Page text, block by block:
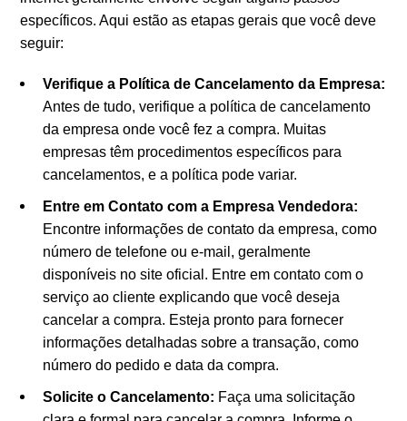
específicos. Aqui estão as etapas gerais que você deve
seguir:
Verifique a Política de Cancelamento da Empresa:
Antes de tudo, verifique a política de cancelamento
da empresa onde você fez a compra. Muitas
empresas têm procedimentos específicos para
cancelamentos, e a política pode variar.
Entre em Contato com a Empresa Vendedora:
Encontre informações de contato da empresa, como
número de telefone ou e-mail, geralmente
disponíveis no site oficial. Entre em contato com o
serviço ao cliente explicando que você deseja
cancelar a compra. Esteja pronto para fornecer
informações detalhadas sobre a transação, como
número do pedido e data da compra.
Solicite o Cancelamento: Faça uma solicitação